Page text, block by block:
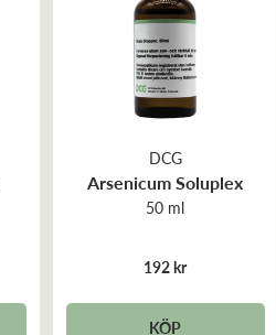
DCG
Arsenicum Soluplex
50 ml
192 kr
KÖP